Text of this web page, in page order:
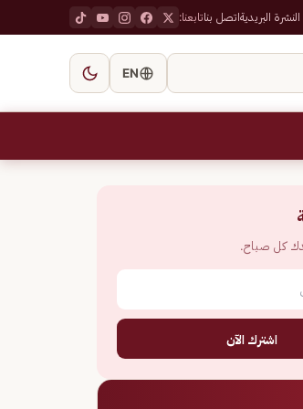
النشرة البريديةاتصل بناتابعنا:
EN
كل صباح.
اشترك الآن